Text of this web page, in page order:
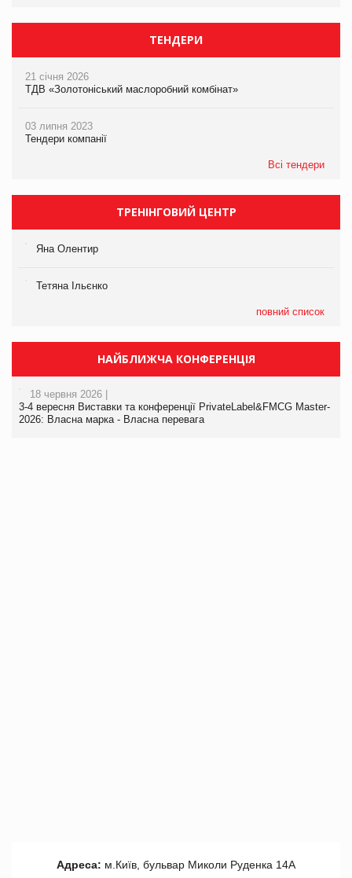
ТЕНДЕРИ
21 січня 2026
ТДВ «Золотоніський маслоробний комбінат»
03 липня 2023
Тендери компанії
Всі тендери
ТРЕНІНГОВИЙ ЦЕНТР
Яна Олентир
Тетяна Ільєнко
повний список
НАЙБЛИЖЧА КОНФЕРЕНЦІЯ
18 червня 2026 |
3-4 вересня Виставки та конференції PrivateLabel&FMCG Master-
2026: Власна марка - Власна перевага
Адреса: м.Київ, бульвар Миколи Руденка 14А